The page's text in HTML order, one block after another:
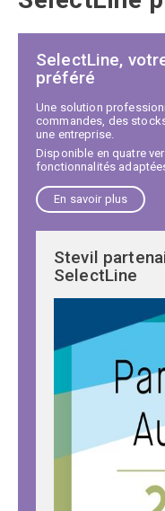
SelectLine,
préféré
Une solution
commandes, des
une entreprise.
Disponible en quatre
fonctionnalités
En savoir plus
Stevil
SelectLine